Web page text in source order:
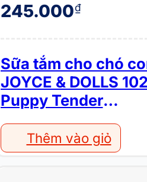
245.000₫
Sữa tắm cho chó
JOYCE & DOLLS 102
Puppy Tender
Thêm vào giỏ